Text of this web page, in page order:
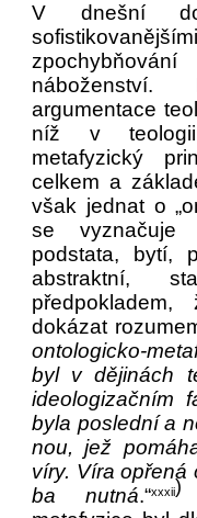
V dnešní
argumentace
níž v
metafyzický
celkem a
však jednat o
se vyznačuje
podstata, bytí,
abstraktní,
dokázat
byl v dějinách
ideologizačním
byla poslední a
nou, jež
víry. Víra opřená
ba nutná.“xxxii)